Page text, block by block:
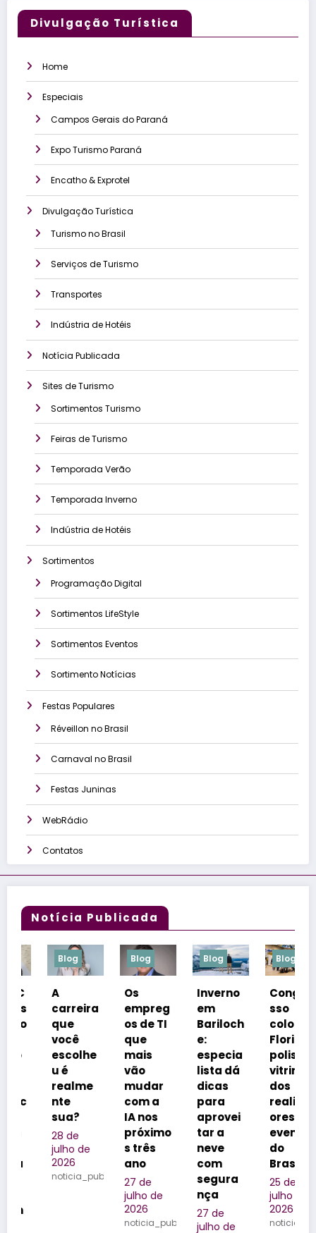
Divulgação Turística
Home
Especiais
Campos Gerais do Paraná
Expo Turismo Paraná
Encatho & Exprotel
Divulgação Turística
Turismo no Brasil
Serviços de Turismo
Transportes
Indústria de Hotéis
Notícia Publicada
Sites de Turismo
Sortimentos Turismo
Feiras de Turismo
Temporada Verão
Temporada Inverno
Indústria de Hotéis
Sortimentos
Programação Digital
Sortimentos LifeStyle
Sortimentos Eventos
Sortimento Notícias
Festas Populares
Réveillon no Brasil
Carnaval no Brasil
Festas Juninas
WebRádio
Contatos
Notícia Publicada
Blog
carreira
que
escolhe
nte
2026
noticia_publicada
empreg
os de TI
mais
mudar
próximo
s três
27 de
noticia_publicada
Inverno
em
Bariloch
especia
lista dá
dicas
para
aprovei
tar a
neve
nça
julho de
Blog
Congre
coloca
Florianó
polis na
vitrine
dos
realizad
ores de
eventos
25 de
noticia_publicada